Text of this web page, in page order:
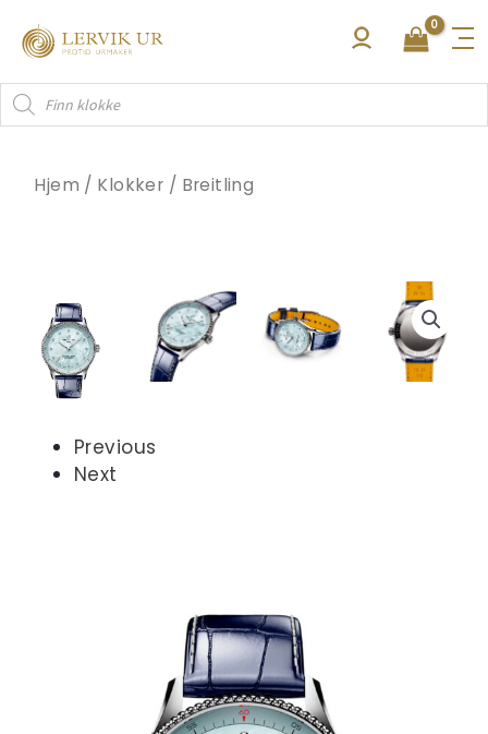
rett
innholdet
Products
search
Hjem / Klokker / Breitling
Previous
Next